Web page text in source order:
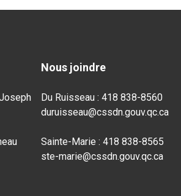
Nous joindre
Du Ruisseau : 418 838-8560
duruisseau@cssdn.gouv.qc.ca
Sainte-Marie : 418 838-8565
ste-marie@cssdn.gouv.qc.ca